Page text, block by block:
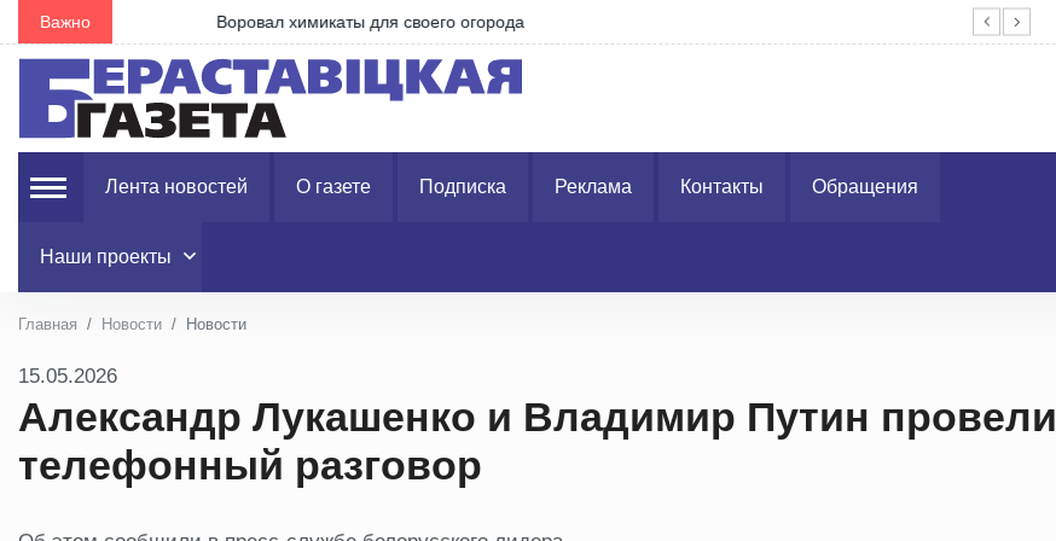
Важно Воровал химикаты для своего огорода
Лента новостей О газете Подписка Реклама Контакты Обращения
Наши проекты
Главная Новости Новости
15.05.2026
Александр Лукашенко и Владимир Путин провели
телефонный разговор